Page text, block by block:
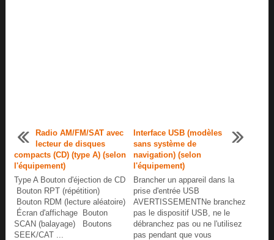
Radio AM/FM/SAT avec
lecteur de disques
compacts (CD) (type A) (selon
l'équipement)
Type A Bouton d'éjection de CD
Bouton RPT (répétition)
Bouton RDM (lecture aléatoire)
Écran d'affichage Bouton
SCAN (balayage) Boutons
SEEK/CAT ...
Interface USB (modèles
sans système de
navigation) (selon
l'équipement)
Brancher un appareil dans la
prise d'entrée USB
AVERTISSEMENTNe branchez
pas le dispositif USB, ne le
débranchez pas ou ne l'utilisez
pas pendant que vous